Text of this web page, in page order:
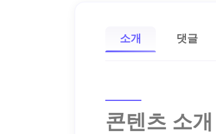
소개 댓글
콘텐츠 소개